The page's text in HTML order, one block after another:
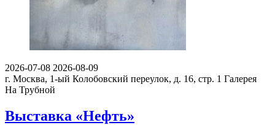
2026-07-08 2026-08-09
г. Москва, 1-ый Колобовский переулок, д. 16, стр. 1 Галерея
На Трубной
Выставка «Нефть»